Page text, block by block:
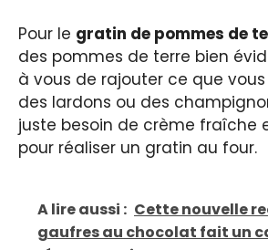
Pour le gratin de pommes de
des pommes de terre bien
à vous de rajouter ce que
des lardons ou des
juste besoin de crème fraîche
pour réaliser un gratin au four.
A lire aussi : Cette nouvelle
gaufres au chocolat fait un